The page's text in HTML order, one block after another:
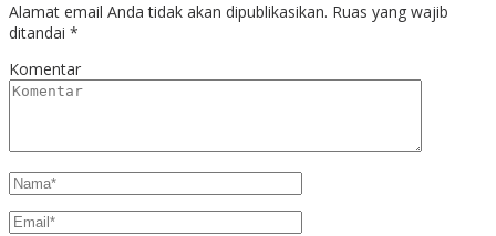
Alamat email Anda tidak akan dipublikasikan. Ruas yang wajib
ditandai *
Komentar